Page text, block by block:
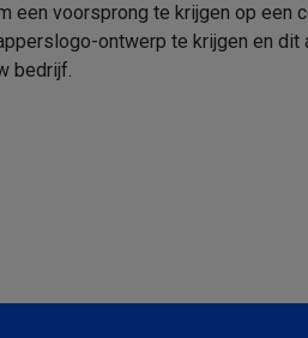
een voorsprong te krijgen op een
ontwerp te krijgen en dit
bedrijf.